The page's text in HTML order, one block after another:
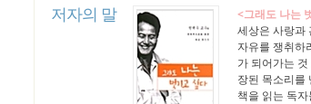
저자의 말 <그래도 나는
세상은 사랑과
자유를 쟁취하
가 되어가는
장된 목소리를
책을 읽는 독